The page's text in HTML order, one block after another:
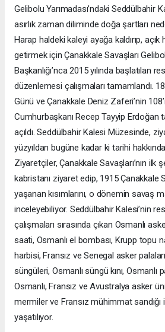
Gelibolu Yarımadası’ndaki Seddülbahir
asırlık zaman diliminde doğa şartları
Harap haldeki kaleyi ayağa kaldırıp,
getirmek için Çanakkale Savaşları
Başkanlığı’nca 2015 yılında başlatılan
düzenlemesi çalışmaları tamamlandı.
Günü ve Çanakkale Deniz Zaferi’nin
Cumhurbaşkanı Recep Tayyip Erdoğan
açıldı. Seddülbahir Kalesi Müzesinde,
yüzyıldan bugüne kadar ki tarihi
Ziyaretçiler, Çanakkale Savaşları’nın ilk
kabristanı ziyaret edip, 1915 Çanakkale
yaşanan kısımlarını, o dönemin savaş
inceleyebiliyor. Seddülbahir Kalesi’nin
çalışmaları sırasında çıkan Osmanlı
saati, Osmanlı el bombası, Krupp topu
harbisi, Fransız ve Senegal asker
süngüleri, Osmanlı süngü kını, Osmanlı
Osmanlı, Fransız ve Avustralya asker
mermiler ve Fransız mühimmat sandığı
yaşatılıyor.